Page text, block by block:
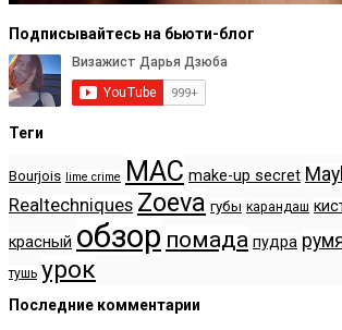
Подписывайтесь на бьюти-блог
Теги
Bourjois lime crime MAC make-up secret
Realtechniques Zoeva губы карандаш
красный обзор помада пудра
тушь урок
Последние комментарии